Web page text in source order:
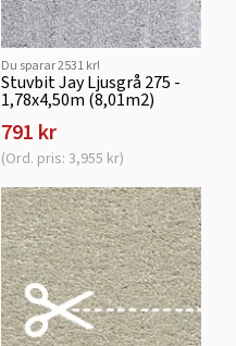
Du sparar 2531 kr!
Stuvbit Jay Ljusgrå 275 -
1,78x4,50m (8,01m2)
791 kr
(Ord. pris: 3,955 kr)